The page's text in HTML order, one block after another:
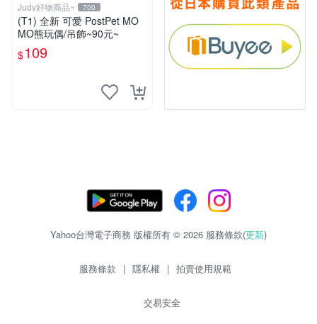
Judy好物商品~ 700
(T1) 全新 可愛 PostPet MO
MO熊玩偶/吊飾~90元~
$109
Yahoo台灣電子商務 版權所有 © 2026 服務條款(更新)
服務條款 | 隱私權 | 拍賣使用規範
交易安全